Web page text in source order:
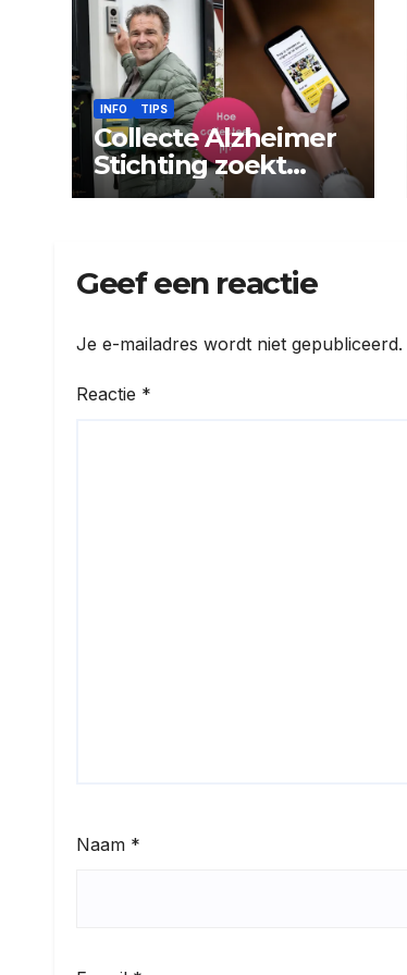
INFO TIPS
Collecte Alzheimer
Stichting zoekt
collectanten
Geef een reactie
Je e-mailadres wordt niet gepubliceerd.
Reactie *
Naam *